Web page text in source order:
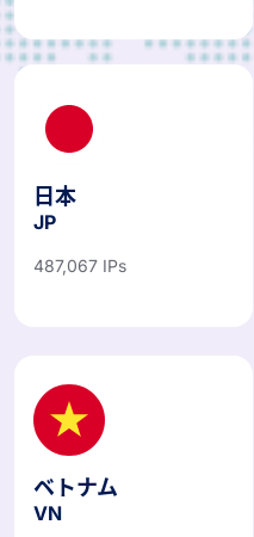
日本
JP
487,067 IPs
ベトナム
VN